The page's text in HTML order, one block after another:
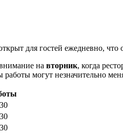
для гостей ежедневно,
на вторник, когда
могут незначительно